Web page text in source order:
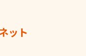
ット